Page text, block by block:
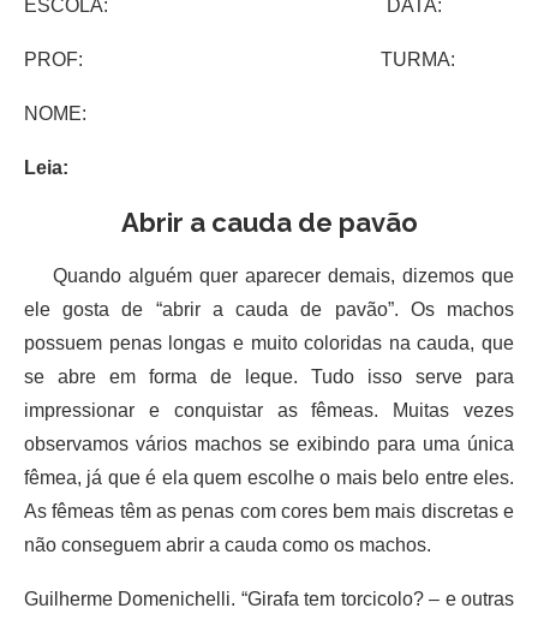
ESCOLA: DATA:
PROF: TURMA:
NOME:
Leia:
Abrir a cauda de pavão
Quando alguém quer aparecer demais, dizemos que
ele gosta de “abrir a cauda de pavão”. Os machos
possuem penas longas e muito coloridas na cauda, que
se abre em forma de leque. Tudo isso serve para
impressionar e conquistar as fêmeas. Muitas vezes
observamos vários machos se exibindo para uma única
fêmea, já que é ela quem escolhe o mais belo entre eles.
As fêmeas têm as penas com cores bem mais discretas e
não conseguem abrir a cauda como os machos.
Guilherme Domenichelli. “Girafa tem torcicolo? – e outras